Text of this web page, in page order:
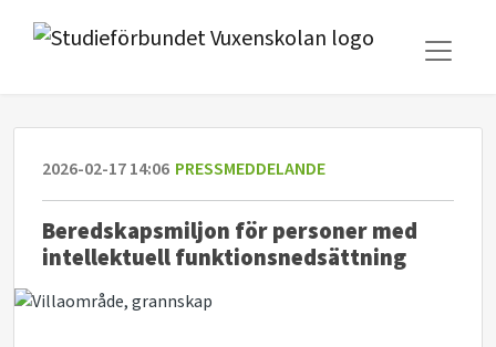
2026-02-17 14:06 PRESSMEDDELANDE
Beredskapsmiljon för personer med
intellektuell funktionsnedsättning